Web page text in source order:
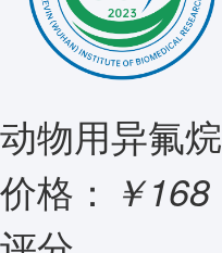
动物用异氟烷
价格： ￥168